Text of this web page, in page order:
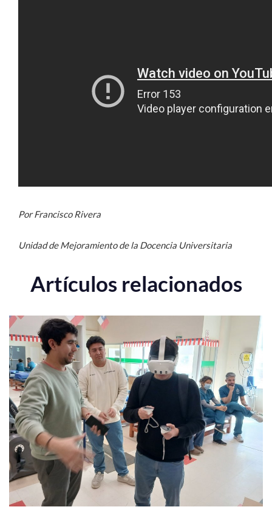
Por Francisco Rivera
Unidad de Mejoramiento de la Docencia Universitaria
Artículos relacionados